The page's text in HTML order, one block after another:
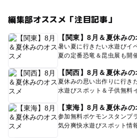
編集部オススメ「注目記事」
【関東】8月＆夏休み
暑い夏に行きたい水遊びイ
夏の定番恐竜＆昆虫展も開
【関西】8月＆夏休み
夏休みの思い出作りに行き
水遊びスポット＆子供無料
【東海】8月＆夏休み
参加無料ポケモンスタンプ
気分爽快水遊びスポット情